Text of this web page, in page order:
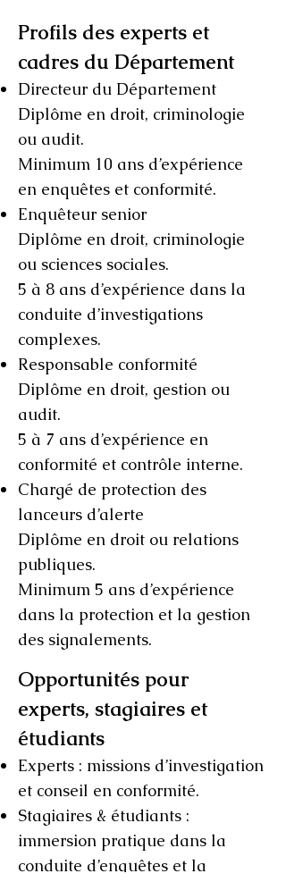
Profils des experts et
cadres du Département
Directeur du Département
Diplôme en droit, criminologie
ou audit.
Minimum 10 ans d’expérience
en enquêtes et conformité.
Enquêteur senior
Diplôme en droit, criminologie
ou sciences sociales.
5 à 8 ans d’expérience dans la
conduite d’investigations
complexes.
Responsable conformité
Diplôme en droit, gestion ou
audit.
5 à 7 ans d’expérience en
conformité et contrôle interne.
Chargé de protection des
lanceurs d’alerte
Diplôme en droit ou relations
publiques.
Minimum 5 ans d’expérience
dans la protection et la gestion
des signalements.
Opportunités pour
experts, stagiaires et
étudiants
Experts : missions d’investigation
et conseil en conformité.
Stagiaires & étudiants :
immersion pratique dans la
conduite d’enquêtes et la